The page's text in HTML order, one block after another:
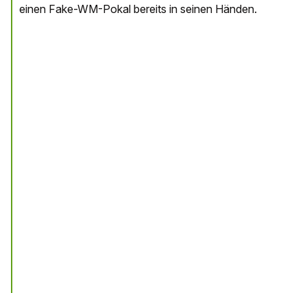
einen Fake-WM-Pokal bereits in seinen Händen.